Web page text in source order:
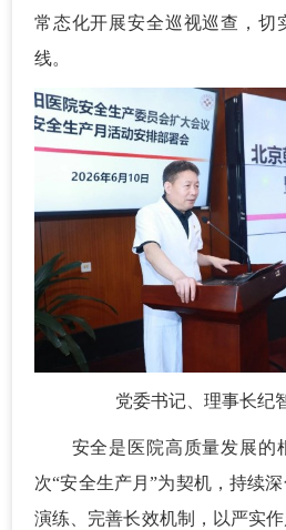
常态化开展安全巡视巡查，切
线。
党委书记、理事长纪
安全是医院高质量发展的
次“安全生产月”为契机，持续
演练、完善长效机制，以严实